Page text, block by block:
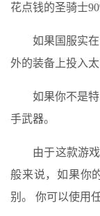
花点钱的圣骑士
如果国服实
外的装备上投入太
如果你不是
手武器。
由于这款游
般来说，如果你
别。 你可以使用